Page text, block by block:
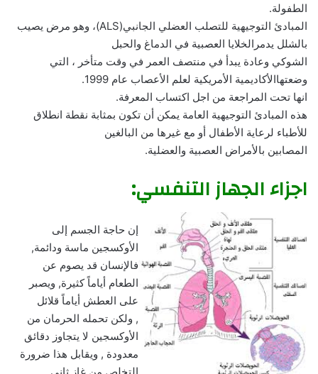
الطفولة.
المبادئ التوجيهية للتصلب العضلي الجانبي(ALS)، وهو مرض يصيب
بالشلل يدمرالخلايا العصبية في الدماغ والحبل
الشوكي وعادة يبدأ في منتصف العمر في وقت متأخر ، التي
وضعتهاالأكاديمية الأمريكية لعلم الأعصاب عام 1999.
انها تحت المراجعة من اجل اكتساب المعرفة.
هذه المبادئ التوجيهية العامة يمكن أن تكون بمثابة نقطة انطلاق
للأطباء لرعاية الأطفال أو مع غيرها من البالغين
المصابين بالأمراض العصبية والعضلية.
اجزاء الجهاز التنفسي:
إن حاجة الجسم إلى
الأوكسجين ماسة ودائمة,
فالإنسان قد يصوم عن
الطعام أياماً كثيرة, ويصبر
على العطش أياماً قلائل
, ولكن تحمله الحرمان من
الأوكسجين لا يتجاوز دقائق
معدودة , ويقابل هذا ضرورة
التخلص من غاز ثاني